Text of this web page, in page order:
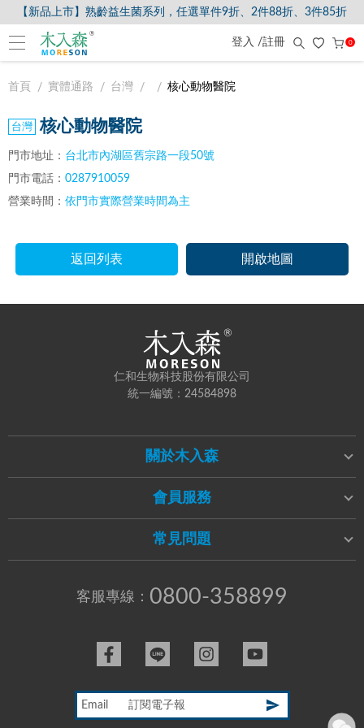
【新品上市】熟齡益生菌系列，任選單件9折、2件88折、3件85折
登入 /註冊 0
首頁 實體通路 台灣 核心動物醫院
核心動物醫院
門市地址： 台北市內湖區舊宗路一段50號
門市電話： 0287910059
營業時間： 依門市實際營業時間為主
返回列表 開啟地圖
仁和生物科技股份有限公司
統一編號：24584898
關於木入森
會員服務
常見問題
客服專線： 0800-358899
Email